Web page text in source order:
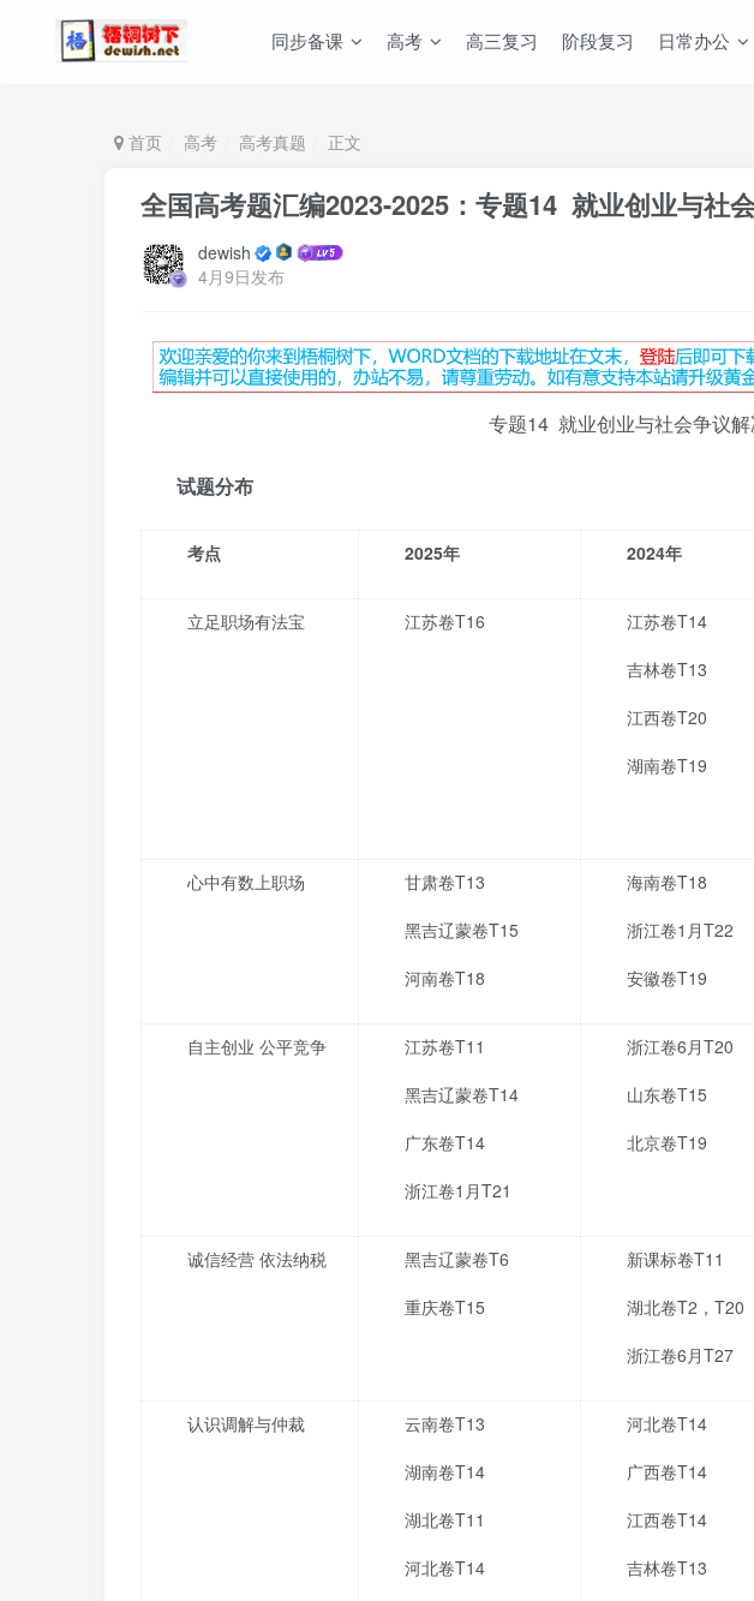
同步备课 高考 高三复习 阶段复习 日常办公
首页 高考 高考真题 正文
全国高考题汇编2023-2025：专题14 就业创业与社
dewish
4月9日发布
专题14 就业创业与社会争议
试题分布
考点 2025年 2024年
立足职场有法宝 江苏卷T16
江苏卷T14
吉林卷T13
江西卷T20
湖南卷T19
心中有数上职场
甘肃卷T13
黑吉辽蒙卷T15
河南卷T18
海南卷T18
浙江卷1月T22
安徽卷T19
自主创业 公平竞争
江苏卷T11
黑吉辽蒙卷T14
广东卷T14
浙江卷1月T21
浙江卷6月T20
山东卷T15
北京卷T19
诚信经营 依法纳税
黑吉辽蒙卷T6
重庆卷T15
新课标卷T11
湖北卷T2，T20
浙江卷6月T27
认识调解与仲裁
云南卷T13
湖南卷T14
湖北卷T11
河北卷T14
河北卷T14
广西卷T14
江西卷T14
吉林卷T13